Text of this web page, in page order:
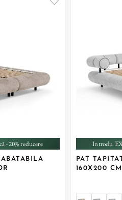
-20% reducere Introdu
PAT
160X200